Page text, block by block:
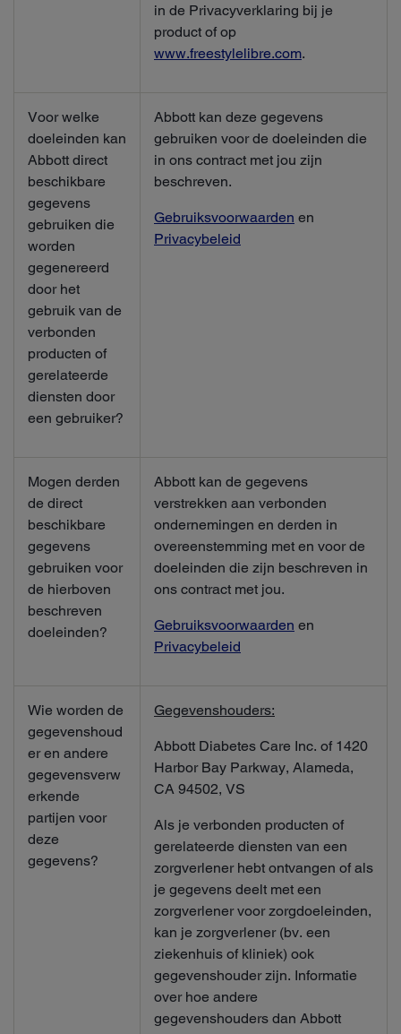
in de Privacyverklaring bij je
product of op
www.freestylelibre.com.
Voor welke
doeleinden kan
Abbott direct
beschikbare
gegevens
gebruiken die
worden
gegenereerd
door het
gebruik van de
verbonden
producten of
gerelateerde
diensten door
een gebruiker?
Abbott kan deze gegevens
gebruiken voor de doeleinden die
in ons contract met jou zijn
beschreven.
Gebruiksvoorwaarden en
Privacybeleid
Mogen derden
de direct
beschikbare
gegevens
gebruiken voor
de hierboven
beschreven
doeleinden?
Abbott kan de gegevens
verstrekken aan verbonden
ondernemingen en derden in
overeenstemming met en voor de
doeleinden die zijn beschreven in
ons contract met jou.
Gebruiksvoorwaarden en
Privacybeleid
Wie worden de
gegevenshoud
er en andere
gegevensverw
erkende
partijen voor
deze
gegevens?
Gegevenshouders:
Abbott Diabetes Care Inc. of 1420
Harbor Bay Parkway, Alameda,
CA 94502, VS
Als je verbonden producten of
gerelateerde diensten van een
zorgverlener hebt ontvangen of als
je gegevens deelt met een
zorgverlener voor zorgdoeleinden,
kan je zorgverlener (bv. een
ziekenhuis of kliniek) ook
gegevenshouder zijn. Informatie
over hoe andere
gegevenshouders dan Abbott